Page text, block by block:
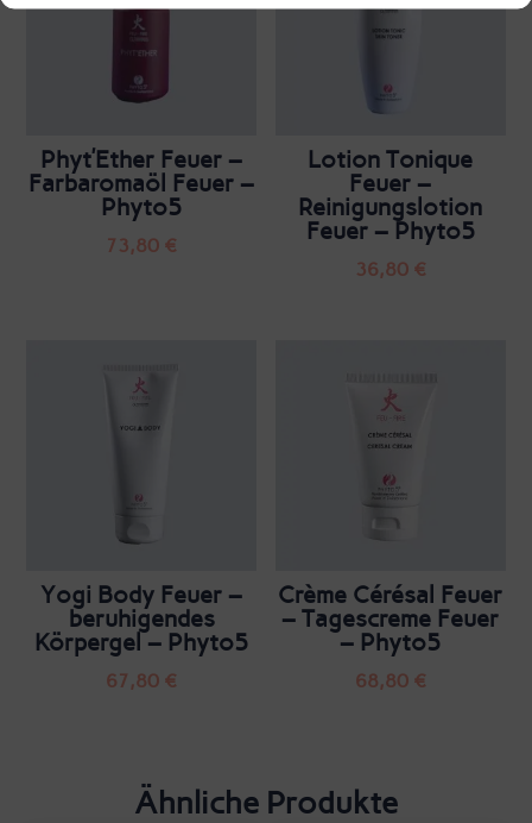
Phyt’Ether Feuer –
Farbaromaöl Feuer –
Phyto5
73,80 €
Lotion Tonique
Feuer –
Reinigungslotion
Feuer – Phyto5
36,80 €
Yogi Body Feuer –
beruhigendes
Körpergel – Phyto5
67,80 €
Crème Cérésal Feuer
– Tagescreme Feuer
– Phyto5
68,80 €
Ähnliche Produkte